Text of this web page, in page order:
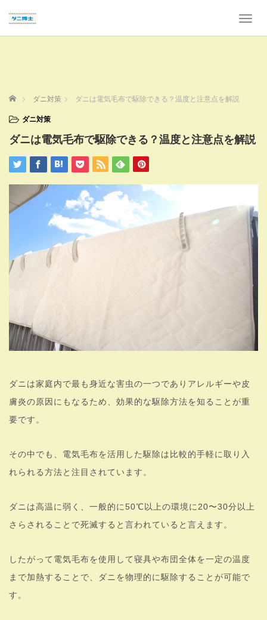
T
g
o
ホーム ダニ対策 ダニは電気毛布で駆除できる？温度と注意点を解説
ダニ対策
ダニは電気毛布で駆除できる？温度と注意点を解説
ダニは家庭内で最も身近な害虫の一つでありアレルギーや皮
膚炎の原因にもなるため、効果的な駆除方法を知ることが重
要です。
その中でも、電気毛布を活用した駆除は比較的手軽に取り入
れられる方法と注目されています。
ダニは高温に弱く、一般的に50℃以上の環境に20〜30分以上
さらされることで死滅すると言われていると言えます。
したがって電気毛布を使用して寝具や布団全体を一定の温度
まで加熱することで、ダニを物理的に駆除することが可能で
す。